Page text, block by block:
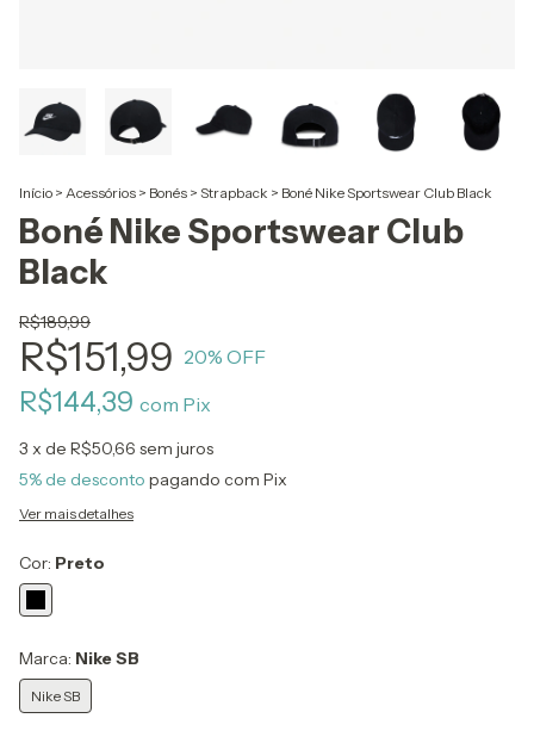
Início > Acessórios > Bonés > Strapback > Boné Nike Sportswear Club Black
Boné Nike Sportswear Club
Black
R$189,99
R$151,99 20% OFF
R$144,39 com Pix
3 x de R$50,66 sem juros
5% de desconto pagando com Pix
Ver mais detalhes
Cor: Preto
Marca: Nike SB
Nike SB